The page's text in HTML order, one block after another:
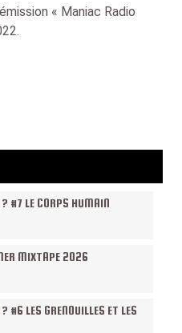
« Maniac Radio
#7 LE CORPS HUMAIN
MIXTAPE 2026
#6 LES GRENOUILLES ET LES